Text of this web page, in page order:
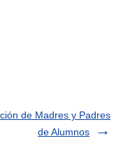
de Madres y Padres
de Alumnos